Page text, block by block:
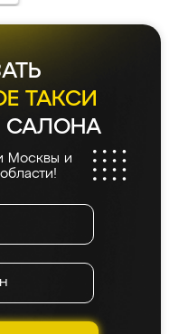
ТАКСИ
САЛОНА
Москвы и